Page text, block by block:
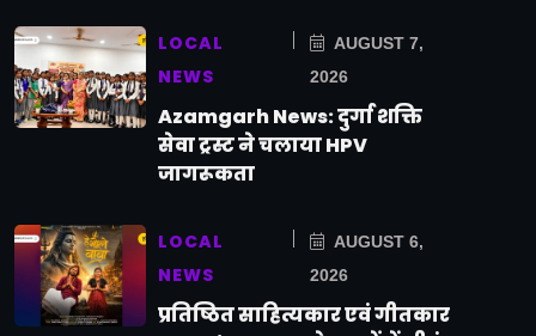
LOCAL
NEWS
AUGUST 7,
2026
Azamgarh News: दुर्गा शक्ति
सेवा ट्रस्ट ने चलाया HPV
जागरूकता
LOCAL
NEWS
AUGUST 6,
2026
प्रतिष्ठित साहित्यकार एवं गीतकार